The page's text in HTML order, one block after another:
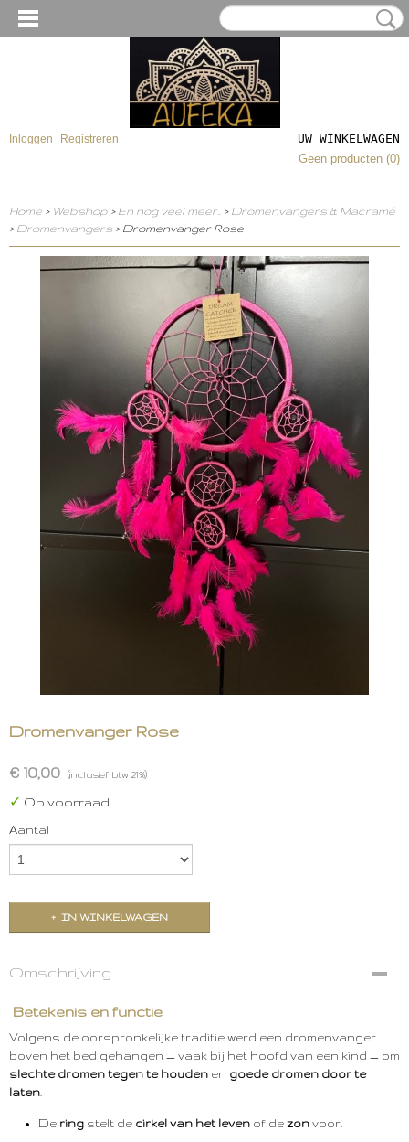
Inloggen Registreren
UW WINKELWAGEN
Geen producten (0)
Home > Webshop > En nog veel meer.. > Dromenvangers & Macramé
> Dromenvangers > Dromenvanger Rose
Dromenvanger Rose
€ 10,00 (inclusief btw 21%)
✓ Op voorraad
Aantal
IN WINKELWAGEN
Omschrijving
Betekenis en functie
Volgens de oorspronkelijke traditie werd een dromenvanger
boven het bed gehangen — vaak bij het hoofd van een kind — om
slechte dromen tegen te houden en goede dromen door te
laten
De ring stelt de cirkel van het leven of de zon voor.